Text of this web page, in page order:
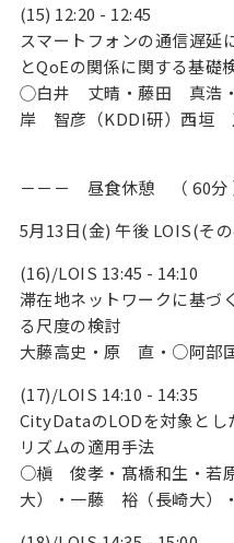
(15) 12:20 - 12:45
スマートフォンの通信遅延
とQoEの関係に関する基礎
◯白井 丈晴・藤田 真浩・
岸 智彦（KDDI研）西垣
－－－ 昼食休憩 （ 60分
5月13日(金) 午後 LOIS(その
(16)/LOIS 13:45 - 14:10
滞在地ネットワークに基づ
る尺度の検討
大藤高史・原 直・○阿部匡
(17)/LOIS 14:10 - 14:35
CityDataのLODを対象とし
リズムの適用手法
○槇 俊孝・髙橋和生・若
大）・一藤 裕（長崎大）